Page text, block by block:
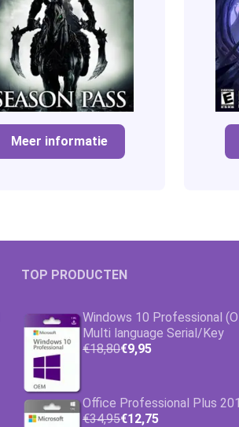
Meer informatie
TOP PRODUCTEN
Windows 10 Professional
Multi language Serial/Key
€18,80€9,95
Office Professional Plus
€34,95€12,75